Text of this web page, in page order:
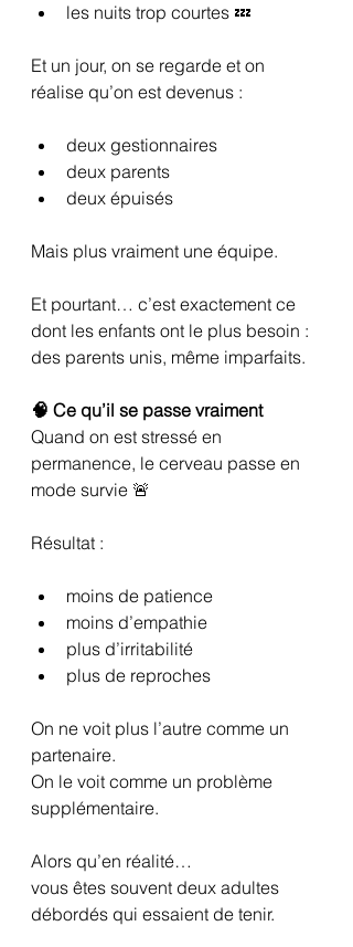
les nuits trop courtes 💤
Et un jour, on se regarde et on
réalise qu’on est devenus :
deux gestionnaires
deux parents
deux épuisés
Mais plus vraiment une équipe.
Et pourtant… c’est exactement ce
dont les enfants ont le plus besoin :
des parents unis, même imparfaits.
🧠 Ce qu’il se passe vraiment
Quand on est stressé en
permanence, le cerveau passe en
mode survie 🚨
Résultat :
moins de patience
moins d’empathie
plus d’irritabilité
plus de reproches
On ne voit plus l’autre comme un
partenaire.
On le voit comme un problème
supplémentaire.
Alors qu’en réalité…
vous êtes souvent deux adultes
débordés qui essaient de tenir.